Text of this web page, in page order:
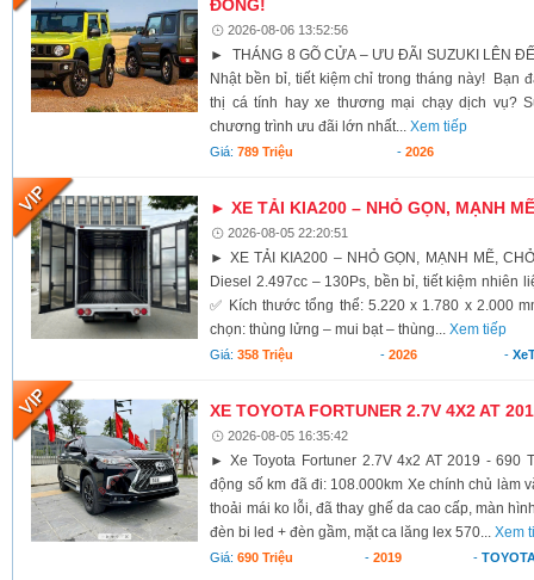
ĐỒNG!
2026-08-06 13:52:56
► THÁNG 8 GÕ CỬA – ƯU ĐÃI SUZUKI LÊN
Nhật bền bỉ, tiết kiệm chỉ trong tháng này! Bạn
thị cá tính hay xe thương mại chạy dịch vụ?
chương trình ưu đãi lớn nhất...Xem tiếp
Giá:789 Triệu - 2026
► XE TẢI KIA200 – NHỎ GỌN, MẠNH
2026-08-05 22:20:51
► XE TẢI KIA200 – NHỎ GỌN, MẠNH MẼ,
Diesel 2.497cc – 130Ps, bền bỉ, tiết kiệm nhiên
✅ Kích thước tổng thể: 5.220 x 1.780 x 2.000
chọn: thùng lửng – mui bạt – thùng...Xem tiếp
Giá:358 Triệu -2026 -
XE TOYOTA FORTUNER 2.7V 4X2 AT
2026-08-05 16:35:42
► Xe Toyota Fortuner 2.7V 4x2 AT 2019 - 690
động số km đã đi: 108.000km Xe chính chủ làm
thoải mái ko lỗi, đã thay ghế da cao cấp, màn
đèn bi led + đèn gầm, mặt ca lăng lex 570...Xem
Giá:690 Triệu -2019 -